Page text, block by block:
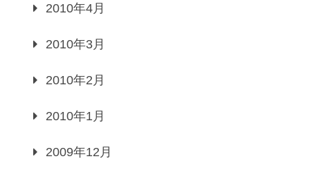
2010年4月
2010年3月
2010年2月
2010年1月
2009年12月